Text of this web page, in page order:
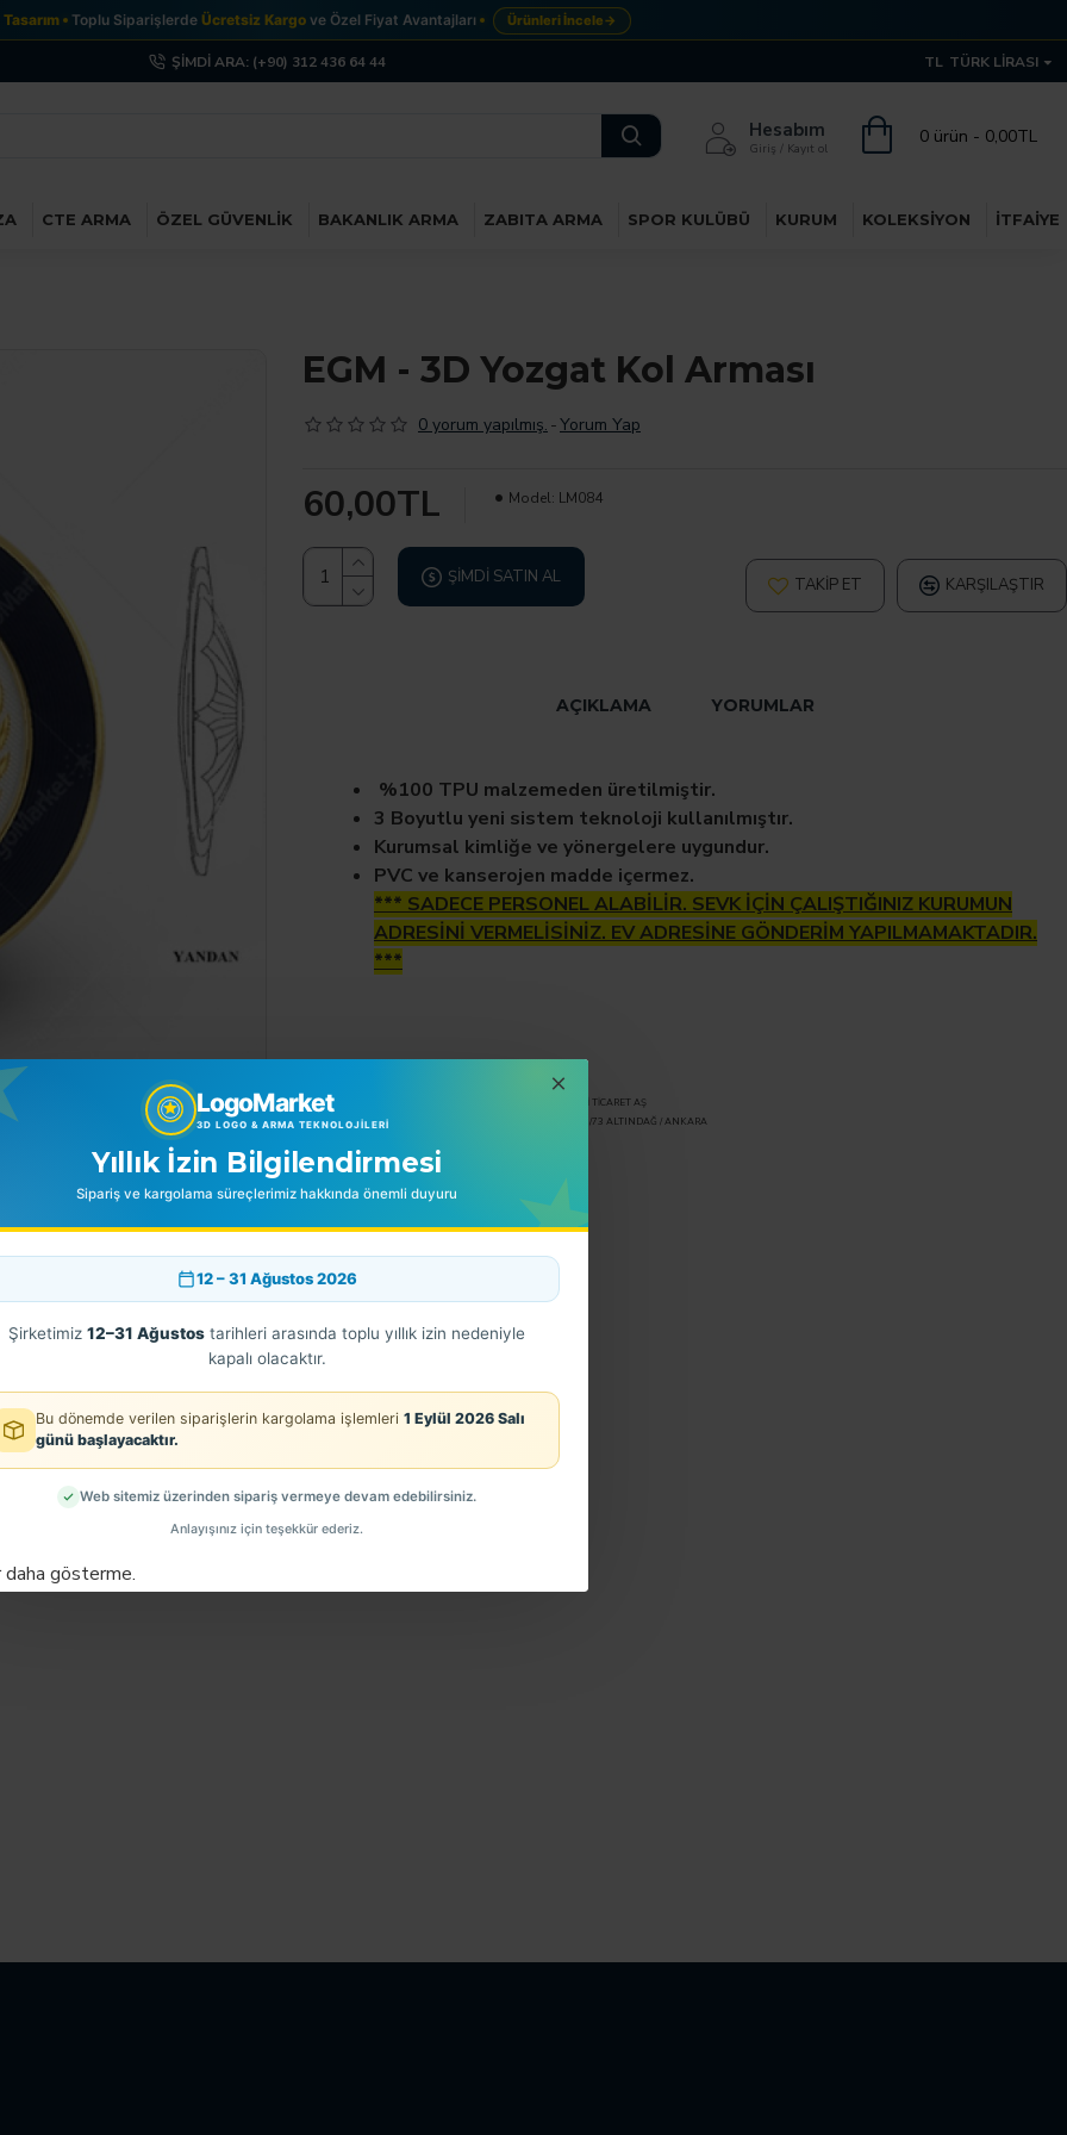
LogoMarket
3D LOGO & ARMA TEKNOLOJILERI
Yıllık İzin Bilgilendirmesi
Sipariş ve kargolama süreçlerimiz hakkında önemli duyuru
12 – 31 Ağustos 2026
Şirketimiz 12–31 Ağustos tarihleri arasında toplu yıllık izin nedeniyle
kapalı olacaktır.
Bu dönemde verilen siparişlerin kargolama işlemleri 1 Eylül 2026 Salı
günü başlayacaktır.
Web sitemiz üzerinden sipariş vermeye devam edebilirsiniz.
Anlayışınız için teşekkür ederiz.
daha gösterme.
Toplu SiparişlerdeÜcretsiz Kargove Özel Fiyat Avantajları Ürünleri İncele→
ŞIMDI ARA: (+90) 312 436 64 44 TL TÜRK LIRASI
Hesabım
Giriş / Kayıt ol
0 ürün - 0,00TL
CTE ARMA ÖZEL GÜVENLIK BAKANLIK ARMA ZABITA ARMA SPOR KULÜBÜ KURUM KOLEKSIYON İTFAIYE
EGM - 3D Yozgat Kol Arması
0 yorum yapılmış. -Yorum Yap
60,00TL Model: LM084
ŞIMDI SATIN AL TAKIP ET KARŞILAŞTIR
AÇIKLAMA YORUMLAR
%100 TPU malzemeden üretilmiştir.
3 Boyutlu yeni sistem teknoloji kullanılmıştır.
Kurumsal kimliğe ve yönergelere uygundur.
PVC ve kanserojen madde içermez.
*** SADECE PERSONEL ALABİLİR. SEVK İÇİN ÇALIŞTIĞINIZ KURUMUN
ADRESİNİ VERMELİSİNİZ. EV ADRESİNE GÖNDERİM YAPILMAMAKTADIR.
***
LOGOMARKET TEKSTİL TEKNOLOJİLER SANAYİ TİCARET AŞ
KAZIMKARABEKİR CAD. ESER İŞHANI NO 112/73 ALTINDAĞ / ANKARA
ÜRETİCİ FİRMA VERGİ NU:6090881983
BENZER ÜRÜNLER EN ÇOK SATINLANLAR